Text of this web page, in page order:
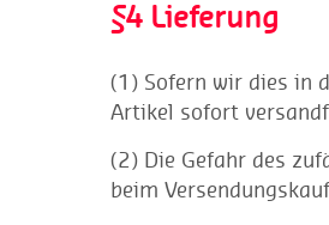
§4 Lieferung
(1) Sofern wir dies in
Artikel sofort
(2) Die Gefahr des
beim